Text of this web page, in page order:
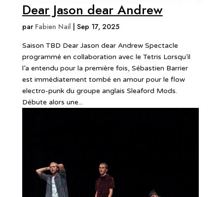
Dear Jason dear Andrew
par Fabien Nail Sep 17, 2025
Saison TBD Dear Jason dear Andrew Spectacle
programmé en collaboration avec le Tetris Lorsqu’il
l’a entendu pour la première fois, Sébastien Barrier
est immédiatement tombé en amour pour le flow
electro-punk du groupe anglais Sleaford Mods.
Débute alors une...